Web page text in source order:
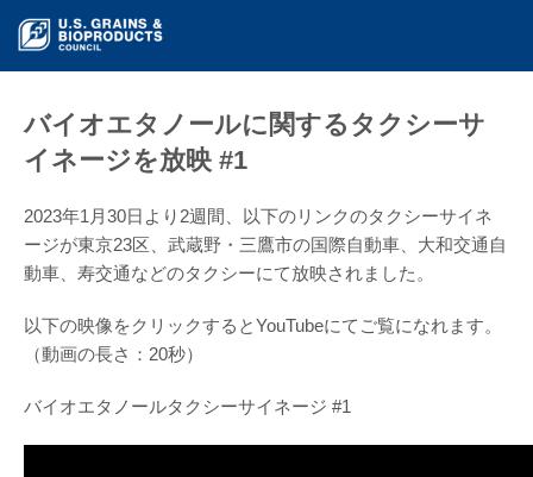
バイオエタノールに関するタクシーサ
イネージを放映 #1
2023年1月30日より2週間、以下のリンクのタクシーサイネ
ージが東京23区、武蔵野・三鷹市の国際自動車、大和交通自
動車、寿交通などのタクシーにて放映されました。
以下の映像をクリックするとYouTubeにてご覧になれます。
（動画の長さ：20秒）
バイオエタノールタクシーサイネージ #1